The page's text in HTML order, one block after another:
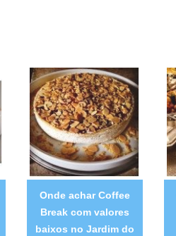
Onde achar Coffee
Break com valores
baixos no Jardim do